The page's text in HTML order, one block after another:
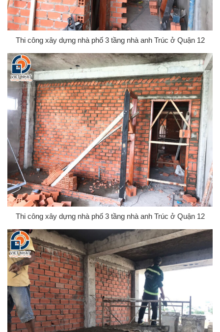
Thi công xây dựng nhà phố 3 tầng nhà anh Trúc ở Quận 12
Thi công xây dựng nhà phố 3 tầng nhà anh Trúc ở Quận 12